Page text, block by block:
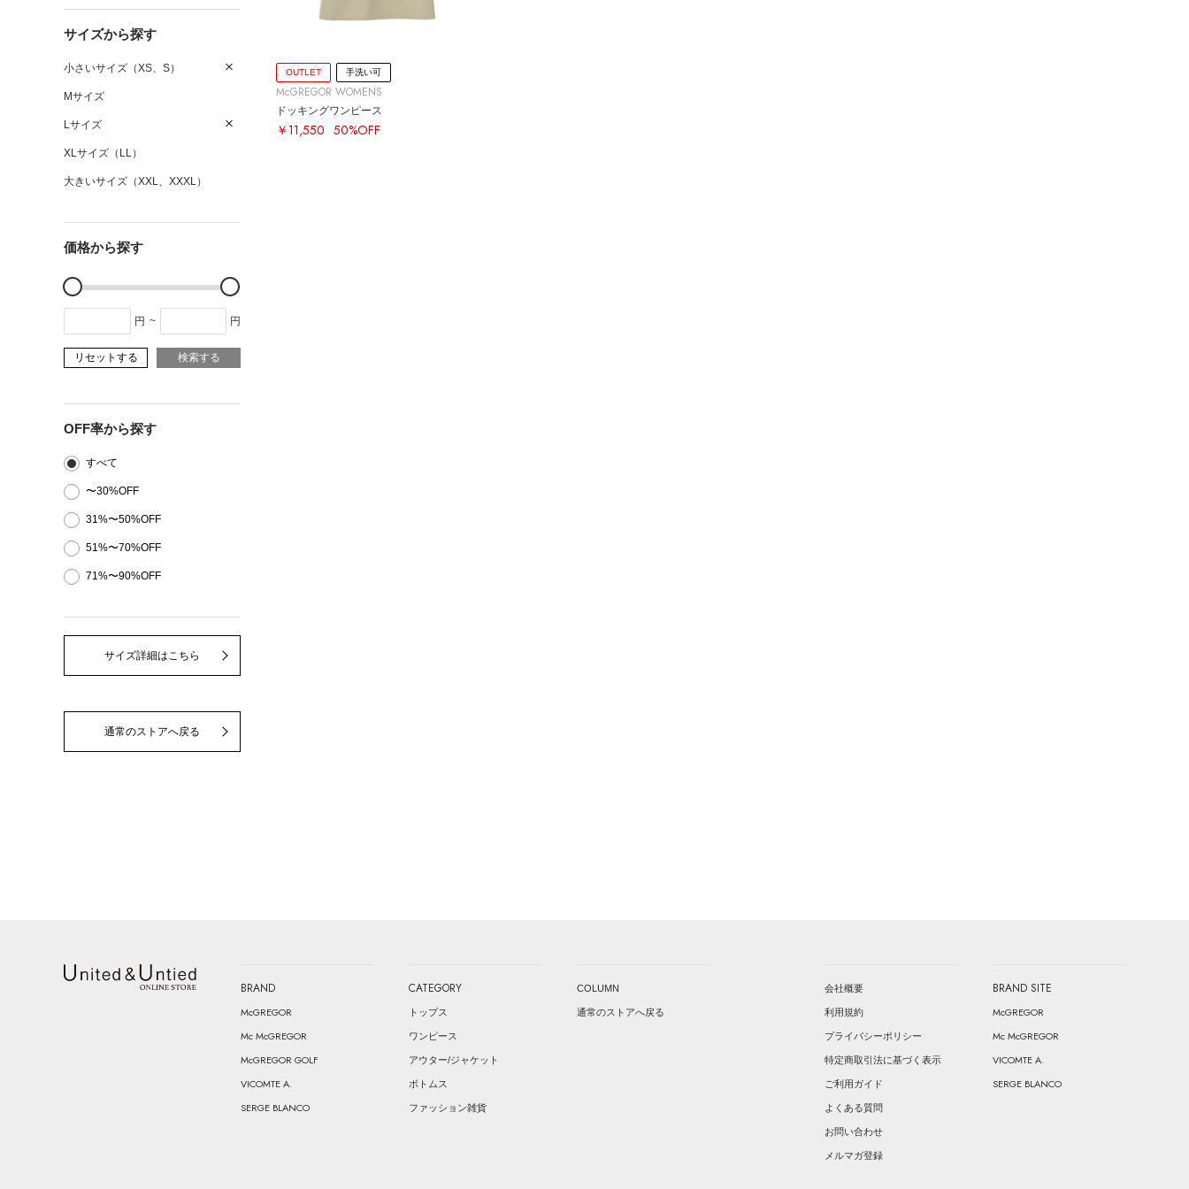
サイズから探す
小さいサイズ（XS、S）
Mサイズ
Lサイズ
XLサイズ（LL）
大きいサイズ（XXL、XXXL）
価格から探す
円 ~ 円
リセットする 検索する
OFF率から探す
すべて
〜30%OFF
31%〜50%OFF
51%〜70%OFF
71%〜90%OFF
サイズ詳細はこちら
通常のストアへ戻る
OUTLET 手洗い可
McGREGOR WOMENS
ドッキングワンピース
￥11,550 50%OFF
United & Untied ONLINE STORE
BRAND
McGREGOR
Mc McGREGOR
McGREGOR GOLF
VICOMTE A.
SERGE BLANCO
CATEGORY
トップス
ワンピース
アウター/ジャケット
ボトムス
ファッション雑貨
COLUMN
通常のストアへ戻る
会社概要
利用規約
プライバシーポリシー
特定商取引法に基づく表示
ご利用ガイド
よくある質問
お問い合わせ
メルマガ登録
BRAND SITE
McGREGOR
Mc McGREGOR
VICOMTE A.
SERGE BLANCO